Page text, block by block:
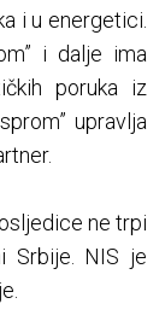
i u energetici.
i dalje ima
poruka iz
upravlja
ne trpi
Srbije. NIS je